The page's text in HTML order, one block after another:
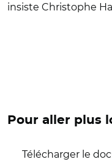
insiste Christophe
Pour aller plus
Télécharger le